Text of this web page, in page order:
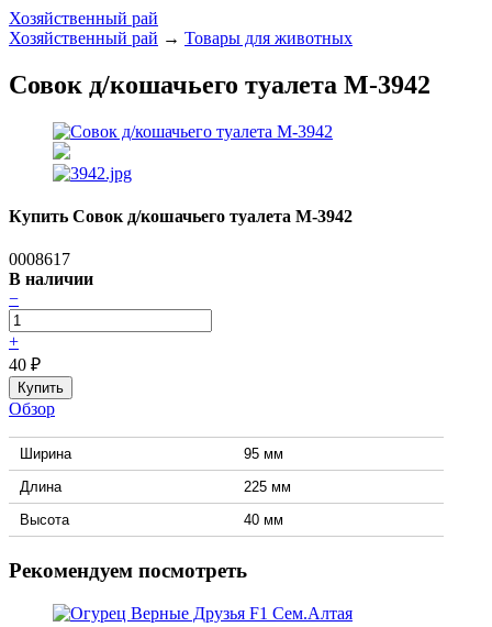
Хозяйственный рай
Хозяйственный рай → Товары для животных
Совок д/кошачьего туалета М-3942
Купить Совок д/кошачьего туалета М-3942
0008617
В наличии
−
+
40 ₽
Обзор
Ширина
95 мм
Длина
225 мм
Высота
40 мм
Рекомендуем посмотреть